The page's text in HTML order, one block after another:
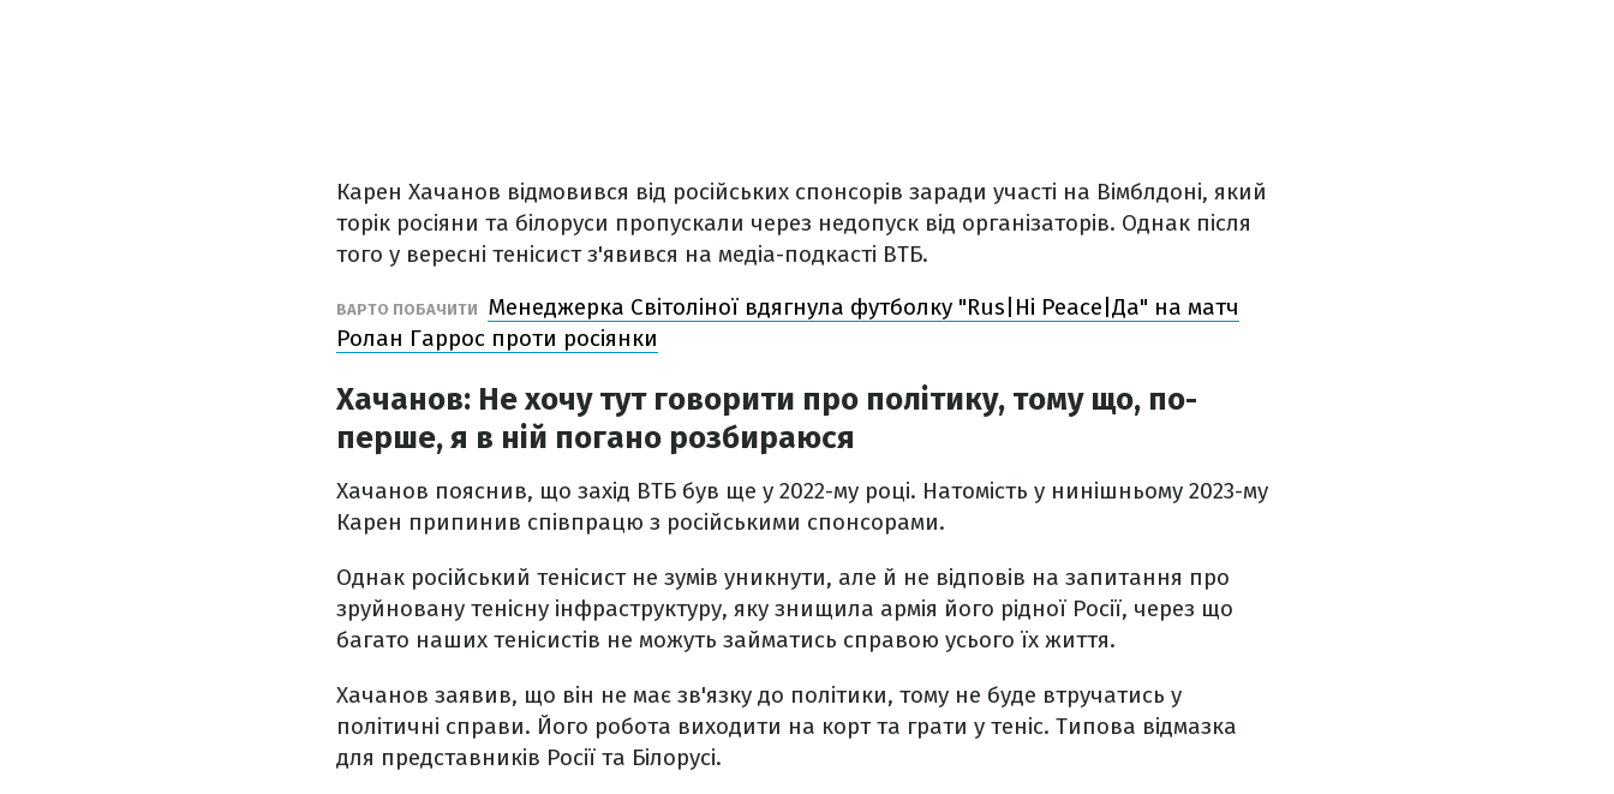
Карен Хачанов відмовився від російських спонсорів заради участі на Вімблдоні, який
торік росіяни та білоруси пропускали через недопуск від організаторів. Однак після
того у вересні тенісист з'явився на медіа-подкасті ВТБ.
ВАРТО ПОБАЧИТИ
Менеджерка Світоліної вдягнула футболку "Rus|Ні Peaсe|Да" на матч
Ролан Гаррос проти росіянки
Хачанов: Не хочу тут говорити про політику, тому що, по-
перше, я в ній погано розбираюся
Хачанов пояснив, що захід ВТБ був ще у 2022-му році. Натомість у нинішньому 2023-му
Карен припинив співпрацю з російськими спонсорами.
Однак російський тенісист не зумів уникнути, але й не відповів на запитання про
зруйновану тенісну інфраструктуру, яку знищила армія його рідної Росії, через що
багато наших тенісистів не можуть займатись справою усього їх життя.
Хачанов заявив, що він не має зв'язку до політики, тому не буде втручатись у
політичні справи. Його робота виходити на корт та грати у теніс. Типова відмазка
для представників Росії та Білорусі.